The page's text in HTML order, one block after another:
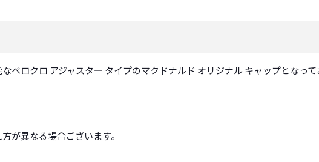
ベロクロ アジャスタ― タイプのマクドナルド オリジナル キャップとなって
が異なる場合ございます。